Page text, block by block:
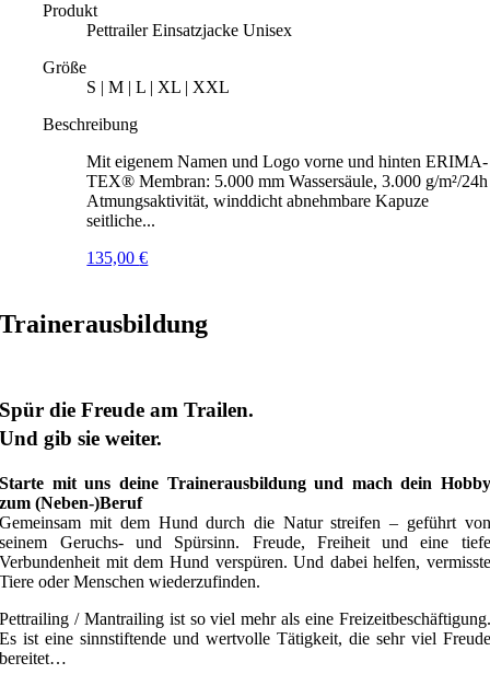
Produkt
Pettrailer Einsatzjacke Unisex
Größe
S | M | L | XL | XXL
Beschreibung
Mit eigenem Namen und Logo vorne und hinten ERIMA-
TEX® Membran: 5.000 mm Wassersäule, 3.000 g/m²/24h
Atmungsaktivität, winddicht abnehmbare Kapuze
seitliche...
135,00€
Trainerausbildung
Spür die Freude am Trailen.
Und gib sie weiter.
Starte mit uns deine Trainerausbildung und mach dein Hobby
zum (Neben-)Beruf
Gemeinsam mit dem Hund durch die Natur streifen – geführt von
seinem Geruchs- und Spürsinn. Freude, Freiheit und eine tiefe
Verbundenheit mit dem Hund verspüren. Und dabei helfen, vermisste
Tiere oder Menschen wiederzufinden.
Pettrailing / Mantrailing ist so viel mehr als eine Freizeitbeschäftigung.
Es ist eine sinnstiftende und wertvolle Tätigkeit, die sehr viel Freude
bereitet…